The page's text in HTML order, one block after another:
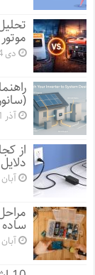
دی 4, 1404
آذر 11, 1404
از
آبان 29,
ساده
آبان 22,